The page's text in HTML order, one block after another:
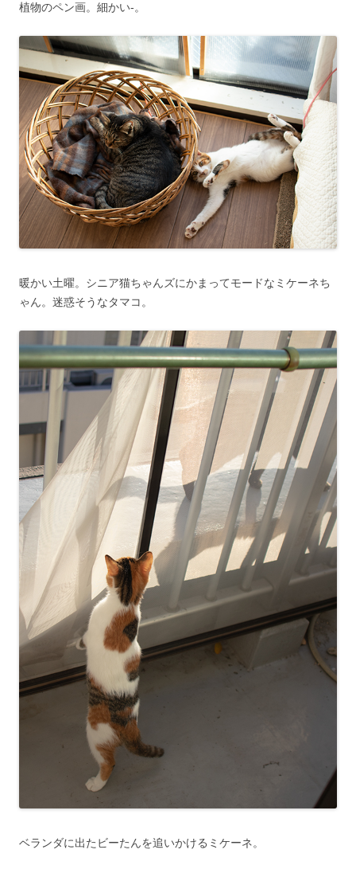
植物のペン画。細かい-。
暖かい土曜。シニア猫ちゃんズにかまってモードなミケーネち
ゃん。迷惑そうなタマコ。
ベランダに出たビーたんを追いかけるミケーネ。